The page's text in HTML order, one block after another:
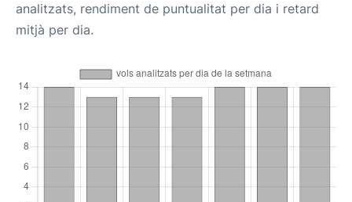
analitzats, rendiment de puntualitat per dia i retard
mitjà per dia.